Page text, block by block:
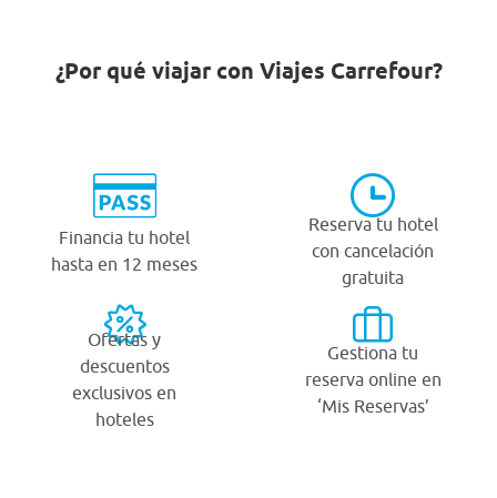
¿Por qué viajar con Viajes Carrefour?
Financia tu hotel
hasta en 12 meses
Reserva tu hotel
con cancelación
gratuita
Ofertas y
descuentos
exclusivos en
hoteles
Gestiona tu
reserva online en
‘Mis Reservas’